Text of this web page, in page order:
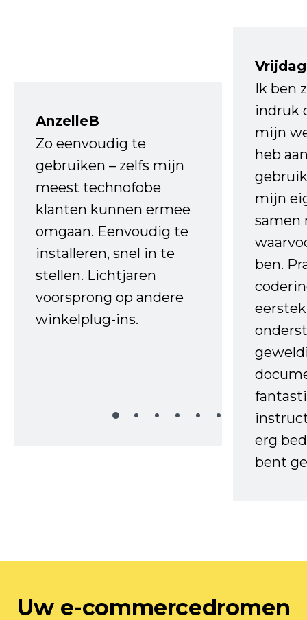
AnzelleB
Zo eenvoudig te
gebruiken – zelfs mijn
meest technofobe
klanten kunnen ermee
omgaan. Eenvoudig te
installeren, snel in te
stellen. Lichtjaren
voorsprong op andere
winkelplug-ins.
Ik ben
indruk
mijn
heb
mijn
samen
ben.
erg
bent
Uw e-commercedromen